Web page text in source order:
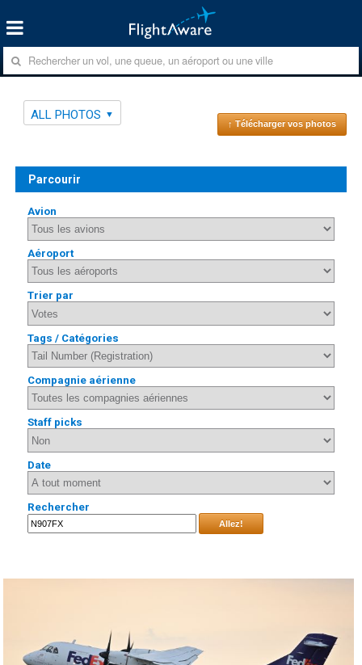
ALL PHOTOS
↑ Télécharger vos photos
Parcourir
Avion
Aéroport
Trier par
Tags / Catégories
Compagnie aérienne
Staff picks
Date
Rechercher
Allez!